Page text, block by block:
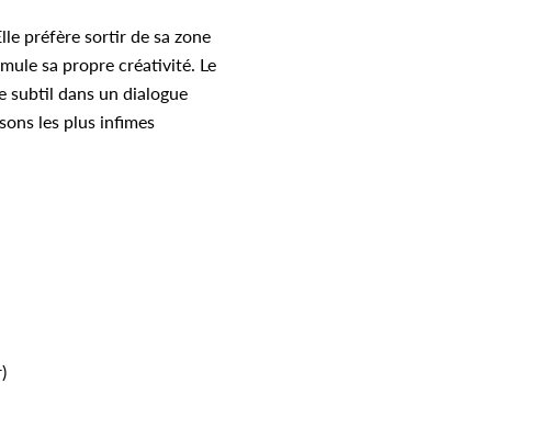
préfère sortir de sa zone
sa propre créativité. Le
subtil dans un dialogue
les plus infimes